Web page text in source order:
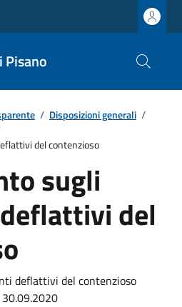
Pisano
/ Disposizioni generali /
del contenzioso
sugli
del
deflattivi del contenzioso